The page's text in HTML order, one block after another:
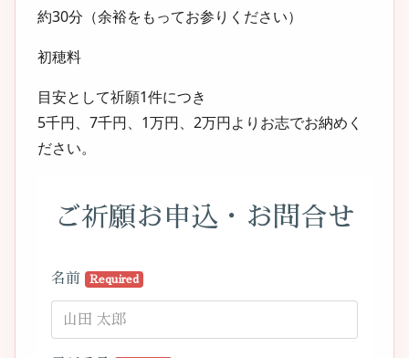
約30分（余裕をもってお参りください）
初穂料
目安として祈願1件につき
5千円、7千円、1万円、2万円よりお志でお納めく
ださい。